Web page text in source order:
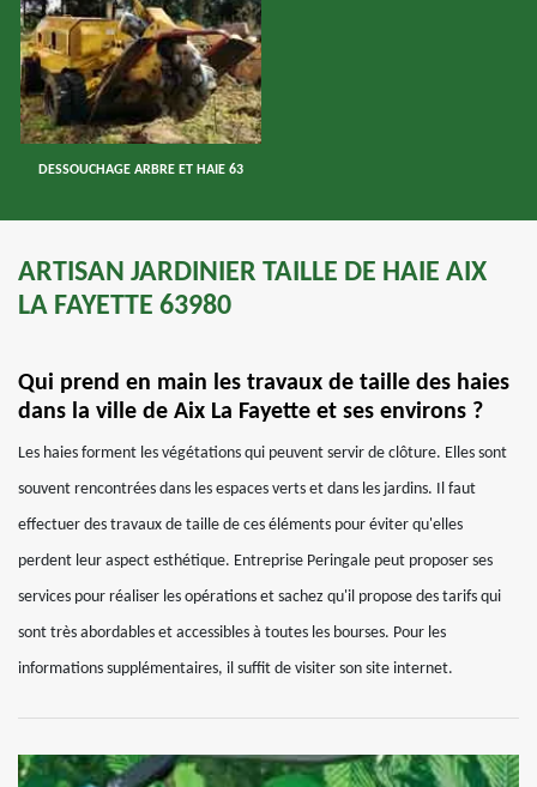
DESSOUCHAGE ARBRE ET HAIE 63
ARTISAN JARDINIER TAILLE DE HAIE AIX
LA FAYETTE 63980
Qui prend en main les travaux de taille des haies
dans la ville de Aix La Fayette et ses environs ?
Les haies forment les végétations qui peuvent servir de clôture. Elles sont
souvent rencontrées dans les espaces verts et dans les jardins. Il faut
effectuer des travaux de taille de ces éléments pour éviter qu'elles
perdent leur aspect esthétique. Entreprise Peringale peut proposer ses
services pour réaliser les opérations et sachez qu'il propose des tarifs qui
sont très abordables et accessibles à toutes les bourses. Pour les
informations supplémentaires, il suffit de visiter son site internet.